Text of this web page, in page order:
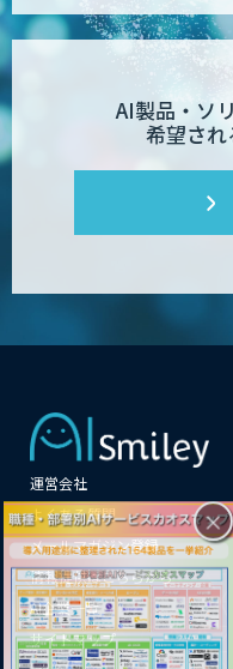
AI製品・ソ
希望さ
運営会社
よくある質問
メールマガジン登録
情報提供はこちらから
AI企業一覧
サイトマップ
×